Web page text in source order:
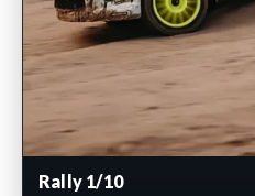
Rally 1/10